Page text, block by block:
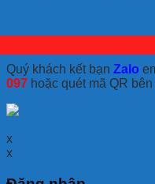
Quý khách kết bạn Zalo
097 hoặc quét mã QR
x
x